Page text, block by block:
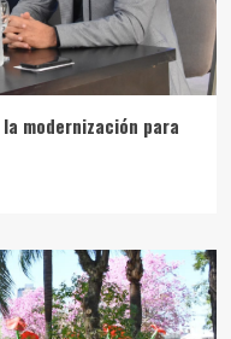
modernización para